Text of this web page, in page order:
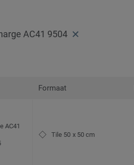
AC41 9504
Formaat
AC41
Tile 50 x 50 cm